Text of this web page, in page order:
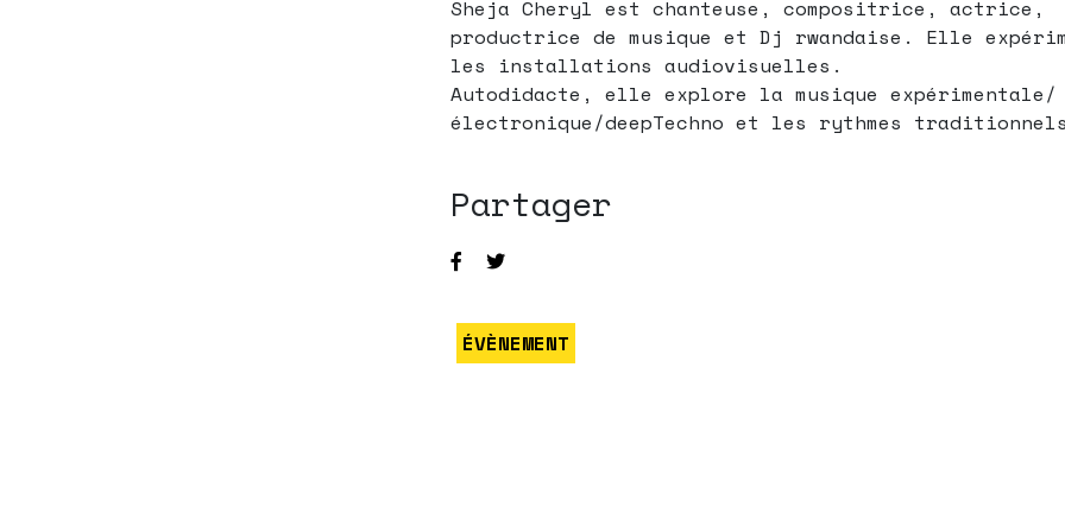
Sheja Cheryl est chanteuse, compositrice, actrice,
productrice de musique et Dj rwandaise. Elle
les installations audiovisuelles.
Autodidacte, elle explore la musique expérimentale/
électronique/deepTechno et les rythmes
Partager
ÉVÈNEMENT